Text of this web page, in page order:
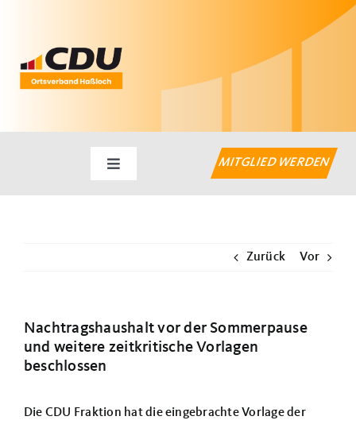
springen
Toggle
Navigation
Über uns
Termine
MITGLIED WERDEN
Zurück Vor
Nachtragshaushalt vor der Sommerpause
und weitere zeitkritische Vorlagen
beschlossen
Die CDU Fraktion hat die eingebrachte Vorlage der